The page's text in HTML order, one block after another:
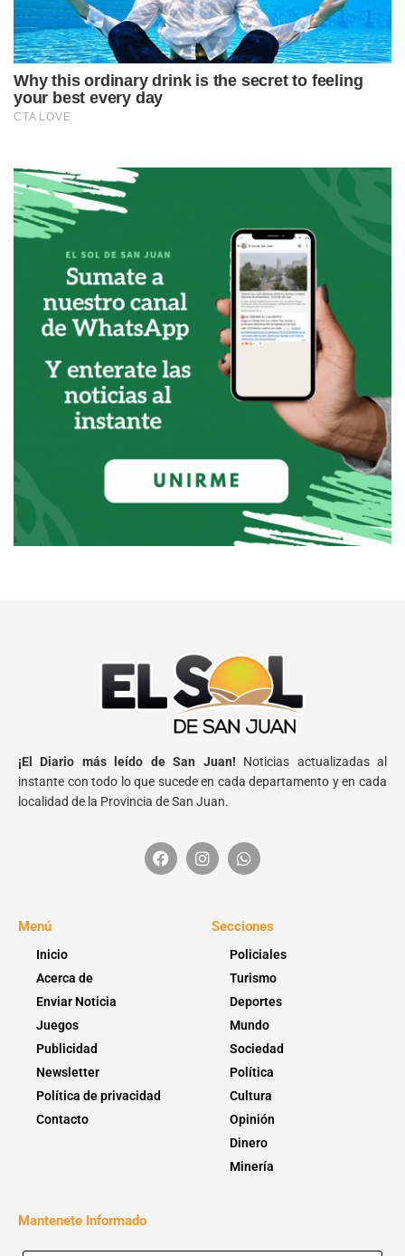
¡El Diario más leído de San Juan! Noticias actualizadas al
instante con todo lo que sucede en cada departamento y en cada
localidad de la Provincia de San Juan.
Menú
Inicio
Acerca de
Enviar Noticia
Juegos
Publicidad
Newsletter
Política de privacidad
Contacto
Secciones
Policiales
Turismo
Deportes
Mundo
Sociedad
Política
Cultura
Opinión
Dinero
Minería
Mantenete Informado